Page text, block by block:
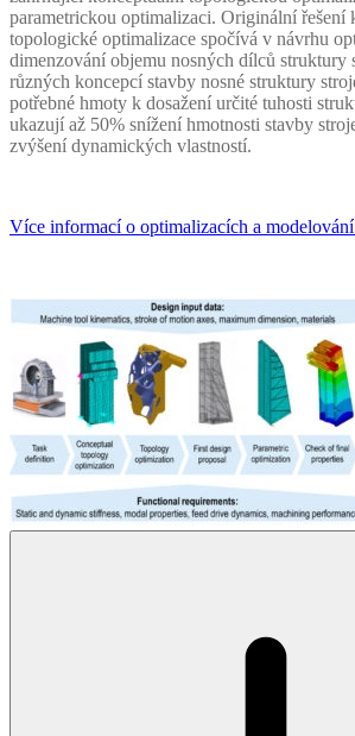
parametrickou optimalizaci. Originální řešení
topologické optimalizace spočívá v návrhu
dimenzování objemu nosných dílců struktury
různých koncepcí stavby nosné struktury
potřebné hmoty k dosažení určité tuhosti
ukazují až 50% snížení hmotnosti stavby
zvýšení dynamických vlastností.
Více informací o optimalizacích a